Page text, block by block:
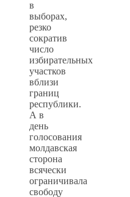
в
выборах,
резко
сократив
число
избирательных
участков
вблизи
границ
республики.
А в
день
голосования
молдавская
сторона
всячески
ограничивала
свободу